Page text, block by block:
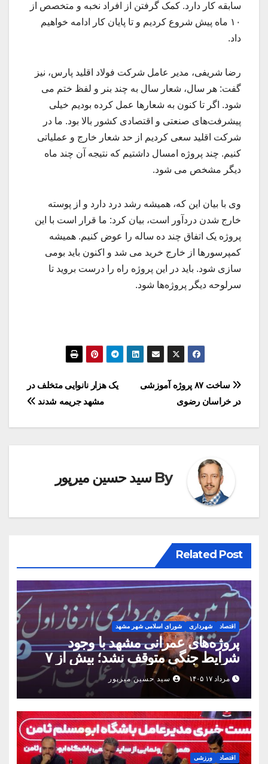
سابقه کار دارد. کمک گرفتن از افراد نخبه و متخصص از
۱۰ ماه پیش شروع کردیم و تا پایان کار ادامه خواهیم
داد.
رضا شریفی، مدیر عامل شرکت فولاد اقلید پارس، نیز
گفت: هر سال، شعار سال به چند بنر و لفظ ختم می
شود. اگر تا کنون به شعارها عمل کرده بودیم خیلی
پیشرفت‌های صنعتی و اقتصادی کشور بالا بود. ما در
شرکت اقلید سعی کردیم از حد شعار خارج و عملیاتی
کنیم. چند پروژه امسال داشتیم که نتیجه آن چند ماه
دیگر مشخص می شود.
وی با بیان این که، همیشه رشد درد دارد و از پوسته
خارج شدن دردآور است، بیان کرد: ما قرار است با این
پروژه یک اتفاق چند ده ساله را عوض کنیم. همیشه
کمپرسورها از خارج خرید می شد و اکنون باید بومی
سازی شود. باید در این پروژه راه را درست بروید تا
سرلوحه دیگر پروژه‌ها شود.
راهبری
نوشته
یک هزار نانوایی متخلف در
مشهد جریمه شدند
ساخت ۸۷ پروژه آموزشی
در خراسان رضوی
By سید حسین میرپور
Related Post
اقتصاد شهرداری شورای اسلامی شهر مشهد
پروژه‌های عمرانی مشهد با وجود
شرایط جنگی متوقف نشد؛ بیش از ۷
همت پروژه در ۱۶۰ روز به بهره‌برداری
رسید
مرداد ۱۷ ۱۴۰۵ سید حسین میرپور
اقتصاد ورزشی